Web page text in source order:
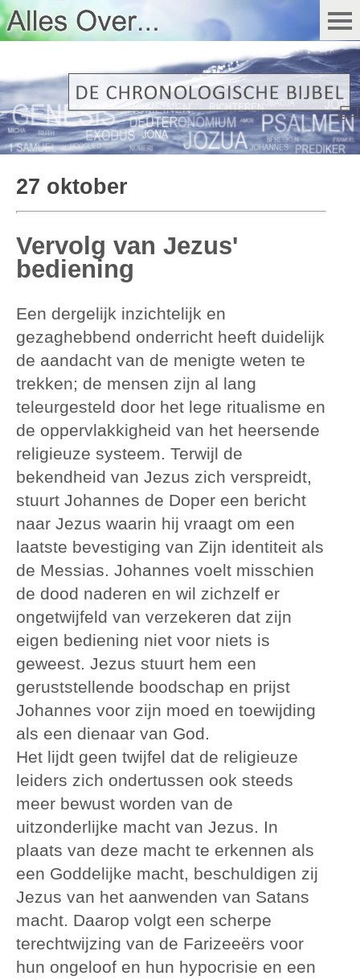
27 oktober
Vervolg van Jezus'
bediening
Een dergelijk inzichtelijk en
gezaghebbend onderricht heeft duidelijk
de aandacht van de menigte weten te
trekken; de mensen zijn al lang
teleurgesteld door het lege ritualisme en
de oppervlakkigheid van het heersende
religieuze systeem. Terwijl de
bekendheid van Jezus zich verspreidt,
stuurt Johannes de Doper een bericht
naar Jezus waarin hij vraagt om een
laatste bevestiging van Zijn identiteit als
de Messias. Johannes voelt misschien
de dood naderen en wil zichzelf er
ongetwijfeld van verzekeren dat zijn
eigen bediening niet voor niets is
geweest. Jezus stuurt hem een
geruststellende boodschap en prijst
Johannes voor zijn moed en toewijding
als een dienaar van God.
Het lijdt geen twijfel dat de religieuze
leiders zich ondertussen ook steeds
meer bewust worden van de
uitzonderlijke macht van Jezus. In
plaats van deze macht te erkennen als
een Goddelijke macht, beschuldigen zij
Jezus van het aanwenden van Satans
macht. Daarop volgt een scherpe
terechtwijzing van de Farizeeërs voor
hun ongeloof en hun hypocrisie en een